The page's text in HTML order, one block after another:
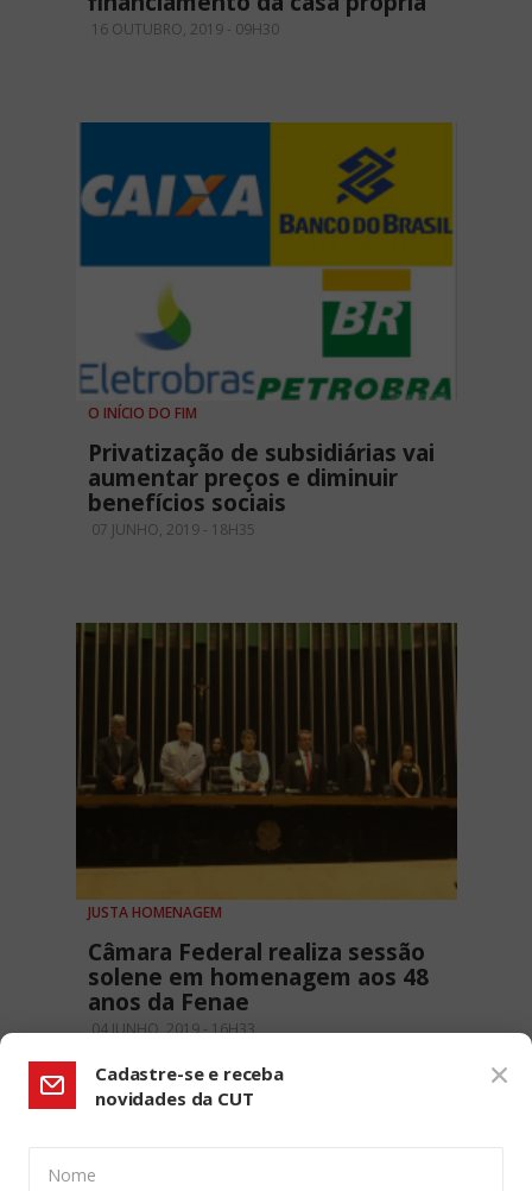
16 OUTUBRO, 2019 - 09H30
O INÍCIO DO FIM
Privatização de subsidiárias vai
aumentar preços e diminuir
benefícios sociais
07 JUNHO, 2019 - 18H35
JUSTA HOMENAGEM
Câmara Federal realiza sessão
solene em homenagem aos 48
anos da Fenae
04 JUNHO, 2019 - 16H33
Cadastre-se e receba
novidades da CUT
Nome